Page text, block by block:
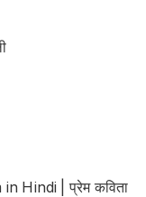
Hindi | प्रेम कविता